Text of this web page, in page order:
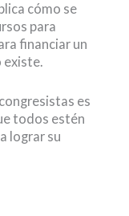
cómo se
para
financiar un
existe.
es
todos estén
lograr su